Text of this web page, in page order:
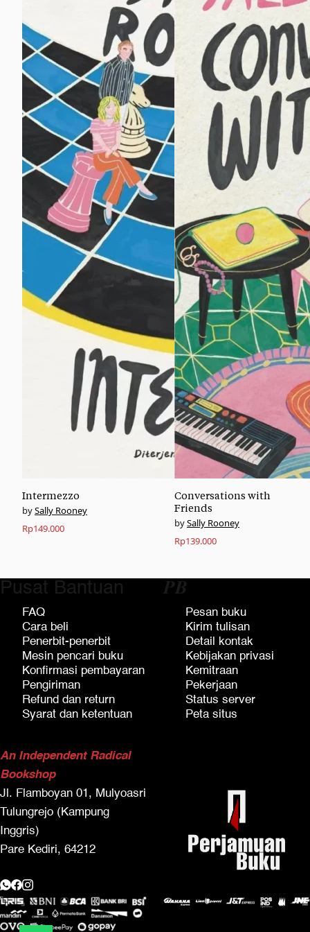
Intermezzo
Sally Rooney
Rp149.000
Conversations with
Friends
Sally Rooney
Rp139.000
Pusat Bantuan
FAQ
Cara beli
Penerbit-penerbit
Mesin pencari buku
Konfirmasi pembayaran
Pengiriman
Refund dan return
Syarat dan ketentuan
𝑷𝑩
Pesan buku
Kirim tulisan
Detail kontak
Kebijakan privasi
Kemitraan
Pekerjaan
Status server
Peta situs
An Independent Radical
Bookshop
Jl. Flamboyan 01, Mulyoasri
Tulungrejo (Kampung
Inggris)
Pare Kediri, 64212